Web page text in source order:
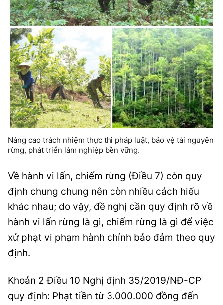
Nâng cao trách nhiệm thực thi pháp luật, bảo vệ tài nguyên
rừng, phát triển lâm nghiệp bền vững.
Về hành vi lấn, chiếm rừng (Điều 7) còn quy
định chung chung nên còn nhiều cách hiểu
khác nhau; do vậy, đề nghị cần quy định rõ về
hành vi lấn rừng là gì, chiếm rừng là gì để việc
xử phạt vi phạm hành chính bảo đảm theo quy
định.
Khoản 2 Điều 10 Nghị định 35/2019/NĐ-CP
quy định: Phạt tiền từ 3.000.000 đồng đến